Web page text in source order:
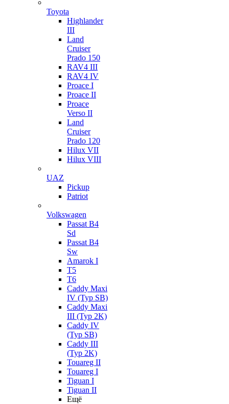
Toyota
Highlander
III
Land
Cruiser
Prado 150
RAV4 III
RAV4 IV
Proace I
Proace II
Proace
Verso II
Land
Cruiser
Prado 120
Hilux VII
Hilux VIII
UAZ
Pickup
Patriot
Volkswagen
Passat B4
Sd
Passat B4
Sw
Amarok I
T5
T6
Caddy Maxi
IV (Typ SB)
Caddy Maxi
III (Typ 2K)
Caddy IV
(Typ SB)
Caddy III
(Typ 2K)
Touareg II
Touareg I
Tiguan I
Tiguan II
Ещё